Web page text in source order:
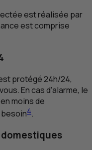
est réalisée par
est comprise
protégé 24h/24,
En cas d’alarme, le
moins de
4.